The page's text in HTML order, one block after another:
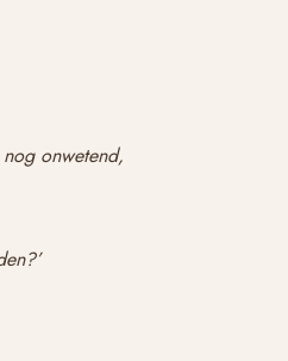
onwetend,